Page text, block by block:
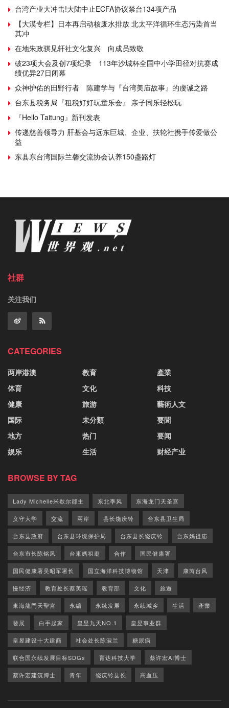
台湾产业大冲击!大陆中止ECFA协议禁台134项产品
【大漠专栏】日本再启动核废水排放 北太平洋循环生态污染首当
其冲
在地朱政骐见轩社文化复兴 向成员致敬
破23项大会及创7项纪录 113年沙城杯全国中小学田径对抗赛成
绩优异27日闭幕
众神护佑的田野行者 陈建学与『台湾美庙故事』的虔诚之路
台东县税务局『租税好好玩童乐会』 亲子同乐轻松玩
『Hello Taitung』新刊发表
传递慈善领导力 肝基会与远东巨城、企业、扶轮社携手传爱做公
益
东县东台湾国际兰馨交流协会认养150盏路灯
社群
关注我们
CATEGORIES
两岸港澳
体育
健康
国际
地方
娱乐
教育
文化
旅游
未分類
热门
生活
產業
科技
藝術人文
要聞
要闻
财经产业
BROWSE BY TAG
Lady Michelle米歇尔郡主 东北季风 东海龙门天圣宫
义守大学 交流 兩岸 县长饶庆铃 台东县卫生局
台东县政府 台东县环境保护局 台东县长饶庆铃 台东妈祖庙
台东市长陈铭风 台東媽祖廟 合作 国民健康署
国民健康署吴昭军署长 国立海洋科技博物馆 天津 康芮台风
慢经济 教育处长蔡美瑶 教育部 文化 旅遊
東海龍門天聖宮 永續 永续发展 永续城乡 生活 產業
發展 白手起家 皇昱九天NO.1 皇昱事业群
皇昱建设十大建商 社会处长陈淑兰 糖尿病
联合国永续发展目标SDGs 育达科技大学 蔡许宏AI博士
蔡许宏建筑博士 青年 饶庆铃县长 高血压